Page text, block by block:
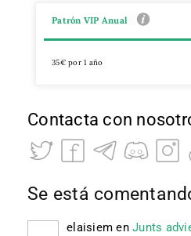
Patrón VIP Anual
35€ por 1 año
Contacta con
Se está
elaisiem en Junts